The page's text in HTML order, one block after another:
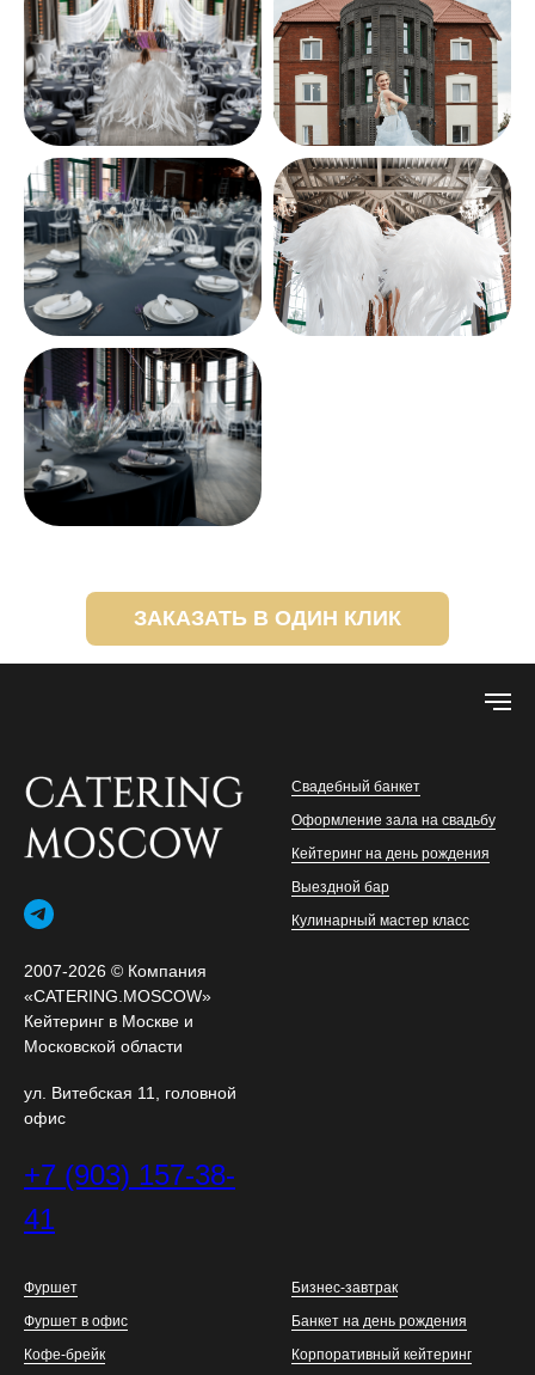
ЗАКАЗАТЬ В ОДИН КЛИК
2007-2026 © Компания
«CATERING.MOSCOW»
Кейтеринг в Москве и
Московской области
ул. Витебская 11, головной
офис
+7 (903) 157-38-
41
Свадебный банкет
Оформление зала на свадьбу
Кейтеринг на день рождения
Выездной бар
Кулинарный мастер класс
Фуршет
Фуршет в офис
Кофе-брейк
Бизнес-завтрак
Банкет на день рождения
Корпоративный кейтеринг